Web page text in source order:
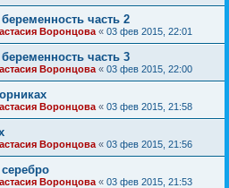
часть 2
Воронцова « 03 фев 2015, 22:01
часть 3
Воронцова « 03 фев 2015, 22:00
Воронцова « 03 фев 2015, 21:58
Воронцова « 03 фев 2015, 21:56
Воронцова « 03 фев 2015, 21:53